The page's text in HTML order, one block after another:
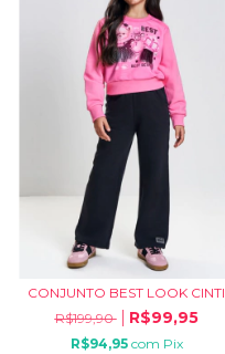
CONJUNTO BEST LOOK CINTI
R$199,90
R$99,95
R$94,95 com Pix